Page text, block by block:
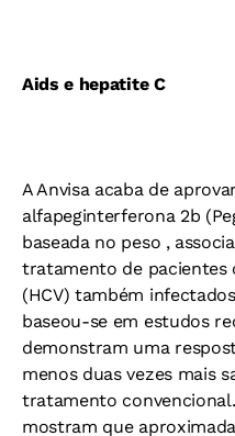
Aids e hepatite C
A Anvisa acaba de
alfapeginterferona 2b
baseada no peso ,
tratamento de pacientes
(HCV) também
baseou-se em estudos
demonstram uma
menos duas vezes mais
tratamento
mostram que